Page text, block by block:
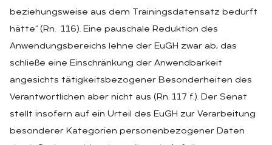
beziehungsweise aus dem Trainingsdatensatz bedurft
hätte“ (Rn. 116). Eine pauschale Reduktion des
Anwendungsbereichs lehne der EuGH zwar ab, das
schließe eine Einschränkung der Anwendbarkeit
angesichts tätigkeitsbezogener Besonderheiten des
Verantwortlichen aber nicht aus (Rn. 117 f.). Der Senat
stellt insofern auf ein Urteil des EuGH zur Verarbeitung
besonderer Kategorien personenbezogener Daten